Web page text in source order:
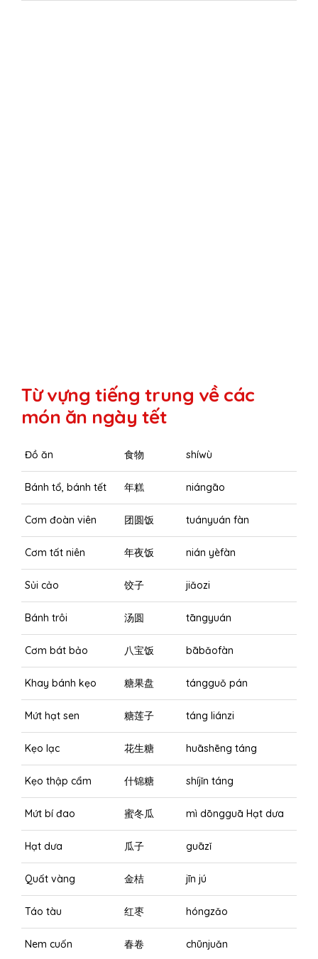
Từ vựng tiếng trung về các
món ăn ngày tết
Đồ ăn 食物 shíwù
Bánh tổ, bánh tết 年糕 niángāo
Cơm đoàn viên 团圆饭 tuányuán fàn
Cơm tất niên 年夜饭 nián yèfàn
Sủi cảo 饺子 jiǎozi
Bánh trôi 汤圆 tāngyuán
Cơm bát bảo 八宝饭 bābǎofàn
Khay bánh kẹo 糖果盘 tángguǒ pán
Mứt hạt sen 糖莲子 táng liánzi
Kẹo lạc 花生糖 huāshēng táng
Kẹo thập cẩm 什锦糖 shíjǐn táng
Mứt bí đao 蜜冬瓜 mì dōngguā Hạt dưa
Hạt dưa 瓜子 guāzǐ
Quất vàng 金桔 jīn jú
Táo tàu 红枣 hóngzǎo
Nem cuốn 春卷 chūnjuǎn